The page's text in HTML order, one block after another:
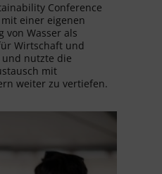
Conference
einer eigenen
von Wasser als
Wirtschaft und
nutzte die
mit
weiter zu vertiefen.